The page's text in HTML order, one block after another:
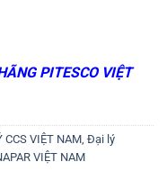
PITESCO VIỆT
CCS VIỆT NAM, Đại lý
VIỆT NAM